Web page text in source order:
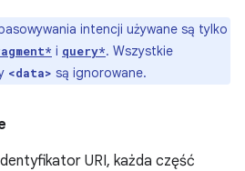
intencji używane są tylko
i query*. Wszystkie
<data> są ignorowane.
URI, każda część